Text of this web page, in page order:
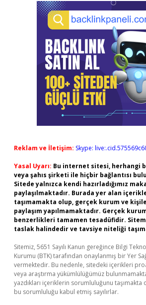
Reklam ve İletişim: Skype:
Yasal Uyarı: Bu internet sitesi, herhangi
veya şahıs şirketi ile hiçbir bağlantısı
Sitede yalnızca kendi hazırladığımız
paylaşılmaktadır. Burada yer alan
taşımamakta olup, gerçek kurum ve
paylaşım yapılmamaktadır. Gerçek
benzerlikleri tamamen tesadüfidir.
taslak halindedir ve tavsiye niteliği
Sitemiz, 5651 Sayılı Kanun gereğince Bilgi
Kurumu (BTK) tarafından onaylanmış bir Yer
vermektedir. Bu nedenle, sitedeki içerikleri
veya araştırma yükümlülüğümüz
yazdıkları içeriklerin sorumluluğunu
bu sorumluluğu kabul etmiş sayılırlar.